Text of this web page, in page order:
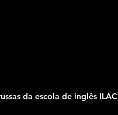
da escola de inglês ILAC